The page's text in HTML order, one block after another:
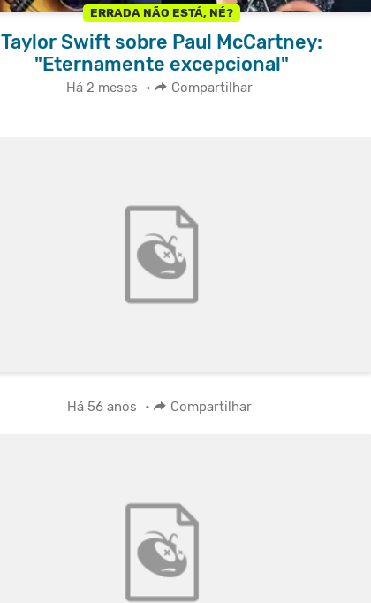
ERRADA NÃO ESTÁ, NÉ?
Taylor Swift sobre Paul McCartney:
"Eternamente excepcional"
Há 2 meses • Compartilhar
Há 56 anos • Compartilhar